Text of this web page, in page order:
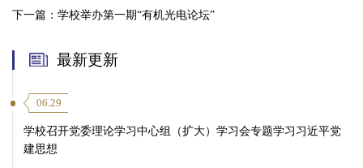
下一篇： 学校举办第一期“有机光电论坛”
最新更新
06.29
学校召开党委理论学习中心组（扩大）学习会专题学习习近平党
建思想